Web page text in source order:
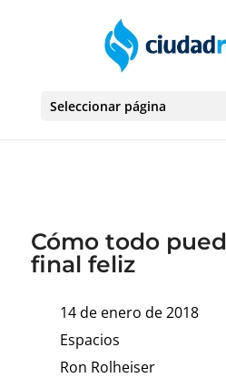
Seleccionar página
Cómo todo
final feliz
14 de enero de 2018
Espacios
Ron Rolheiser